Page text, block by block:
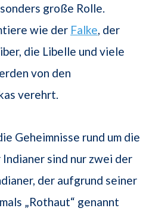
große Rolle.
wie der Falke , der
die Libelle und viele
von den
verehrt.
Geheimnisse rund um die
sind nur zwei der
der aufgrund seiner
„Rothaut“ genannt